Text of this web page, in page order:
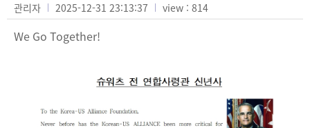
관리자 2025-12-31 23:13:37 view : 814
We Go Together!